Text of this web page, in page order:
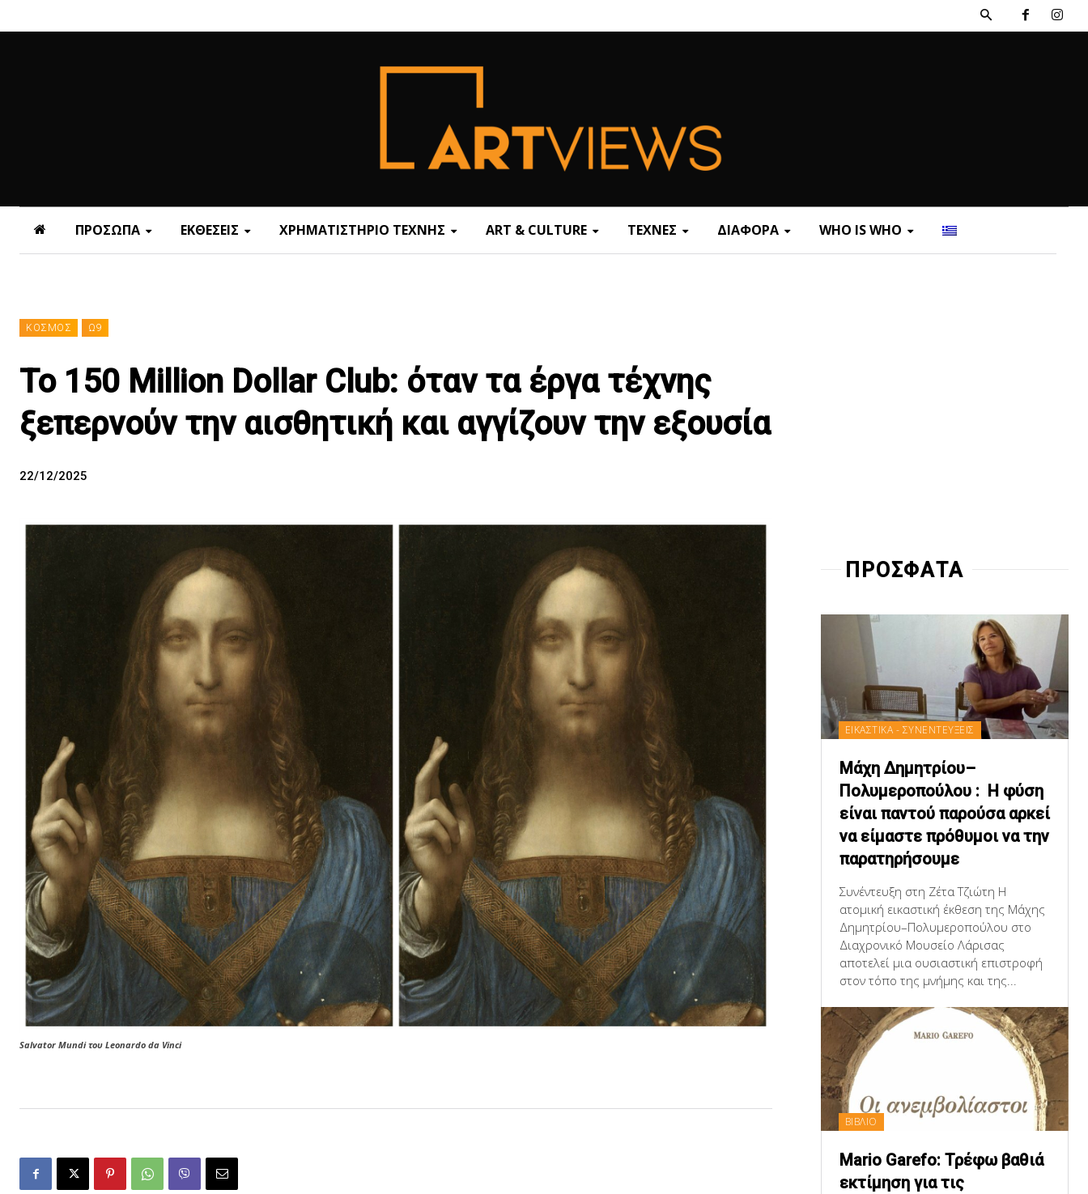
ΠΡΟΣΩΠΑ ΕΚΘΕΣΕΙΣ ΧΡΗΜΑΤΙΣΤΗΡΙΟ ΤΕΧΝΗΣ ART & CULTURE ΤΕΧΝΕΣ ΔΙΑΦΟΡΑ WHO IS WHO
ΚΟΣΜΟΣ Ω9
Το 150 Million Dollar Club: όταν τα έργα τέχνης
ξεπερνούν την αισθητική και αγγίζουν την εξουσία
22/12/2025
Salvator Mundi του Leonardo da Vinci
ΠΡΟΣΦΑΤΑ
ΕΙΚΑΣΤΙΚΑ - ΣΥΝΕΝΤΕΥΞΕΙΣ
Μάχη Δημητρίου–
Πολυμεροπούλου : Η φύση
είναι παντού παρούσα αρκεί
να είμαστε πρόθυμοι να την
παρατηρήσουμε
Συνέντευξη στη Ζέτα Τζιώτη Η
ατομική εικαστική έκθεση της Μάχης
Δημητρίου–Πολυμεροπούλου στο
Διαχρονικό Μουσείο Λάρισας
αποτελεί μια ουσιαστική επιστροφή
στον τόπο της μνήμης και της...
ΒΙΒΛΙΟ
Mario Garefo: Τρέφω βαθιά
εκτίμηση για τις